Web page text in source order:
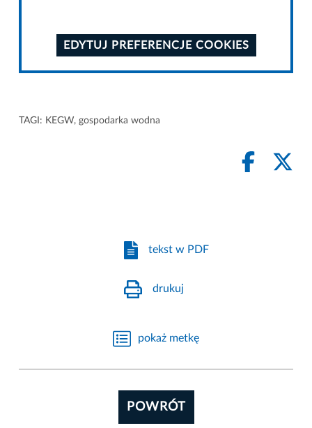
EDYTUJ PREFERENCJE COOKIES
TAGI: KEGW, gospodarka wodna
tekst w PDF
drukuj
pokaż metkę
POWRÓT